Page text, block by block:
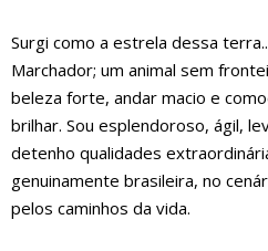
Surgi como a estrela dessa
Marchador; um animal sem
beleza forte, andar macio e
brilhar. Sou esplendoroso, ágil,
detenho qualidades
genuinamente brasileira, no
pelos caminhos da vida.